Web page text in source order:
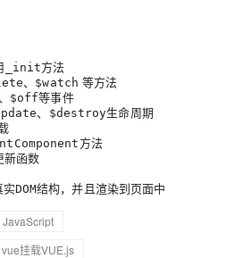
_init方法
、 $watch 等方法
、 $off等事件
、 $destroy生命周期
方法
新函数
实DOM结构，并且渲染到页面中
JavaScript
vue挂载VUE.js